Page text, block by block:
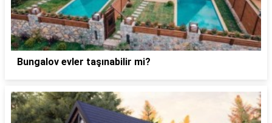
Bungalov evler taşınabilir mi?